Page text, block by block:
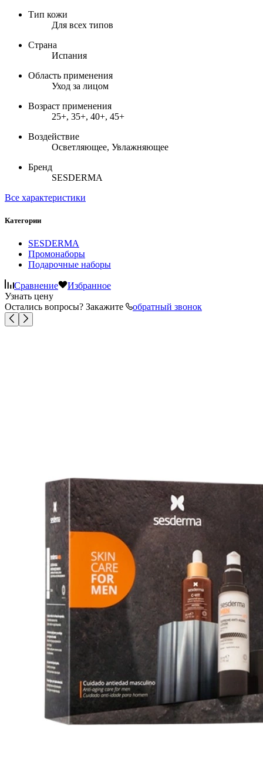
Тип кожи
Для всех типов
Страна
Испания
Область применения
Уход за лицом
Возраст применения
25+, 35+, 40+, 45+
Воздействие
Осветляющее, Увлажняющее
Бренд
SESDERMA
Все характеристики
Категории
SESDERMA
Промонаборы
Подарочные наборы
Сравнение
Избранное
Узнать цену
Остались вопросы? Закажите
обратный звонок